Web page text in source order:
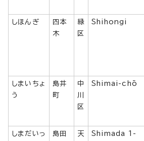
しほんぎ
四本
木
緑
区
Shihongi
しまいちょ
う
島井
町
中
川
区
Shimai-chō
しまだいっ
島田
天
Shimada 1-